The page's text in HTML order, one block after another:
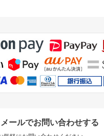
メールでお問い合わせする